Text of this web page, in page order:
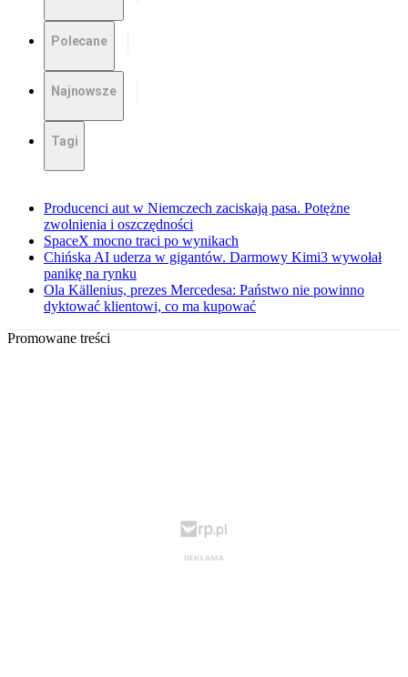
Polecane
Najnowsze
Tagi
Producenci aut w Niemczech zaciskają pasa. Potężne
zwolnienia i oszczędności
SpaceX mocno traci po wynikach
Chińska AI uderza w gigantów. Darmowy Kimi3 wywołał
panikę na rynku
Ola Källenius, prezes Mercedesa: Państwo nie powinno
dyktować klientowi, co ma kupować
Promowane treści